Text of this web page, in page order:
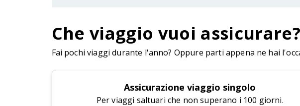
Che viaggio vuoi assicurare?
Fai pochi viaggi durante l'anno? Oppure parti appena ne hai
Assicurazione viaggio singolo
Per viaggi saltuari che non superano i 100 giorni.